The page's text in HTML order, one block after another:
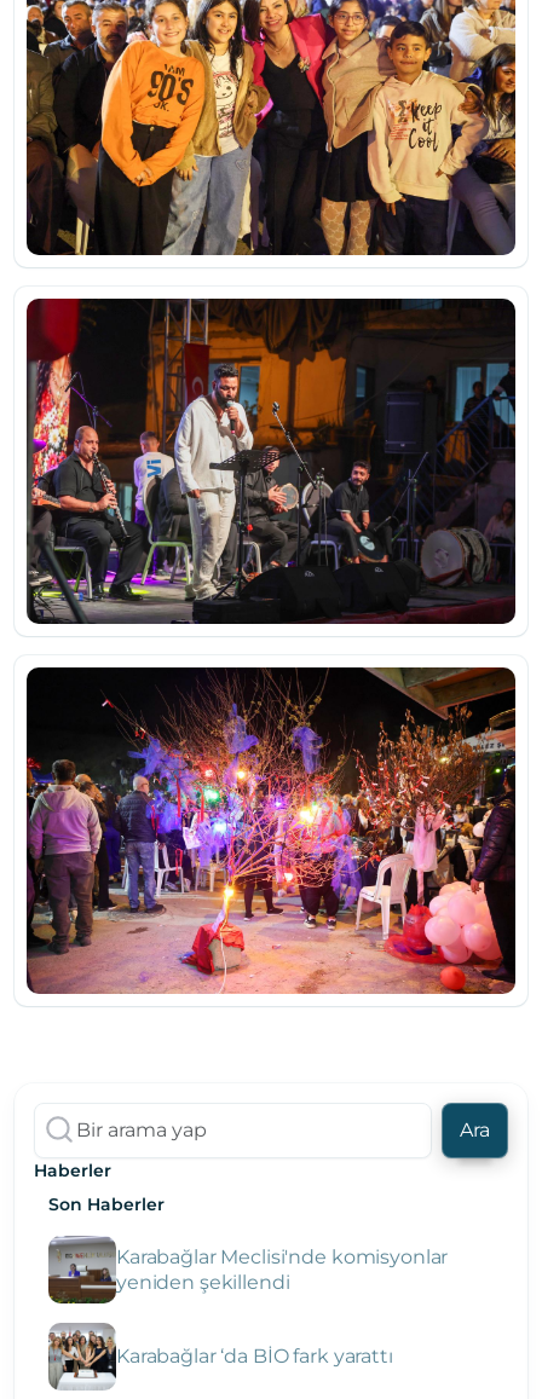
Ara
Haberler
Son Haberler
Karabağlar Meclisi'nde komisyonlar
yeniden şekillendi
Karabağlar ‘da BİO fark yarattı